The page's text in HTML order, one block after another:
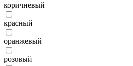
коричневый
красный
оранжевый
розовый